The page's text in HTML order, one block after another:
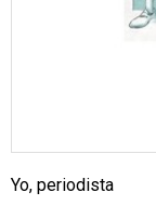
Yo, periodista